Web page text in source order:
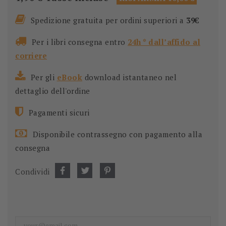
Spedizione gratuita per ordini superiori a 39€
Per i libri consegna entro 24h * dall’affido al
corriere
Per gli eBook download istantaneo nel
dettaglio dell'ordine
Pagamenti sicuri
Disponibile contrassegno con pagamento alla
consegna
Condividi